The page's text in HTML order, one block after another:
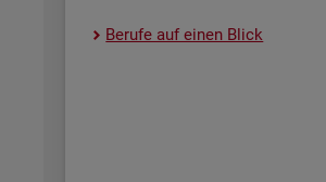
Be­ru­fe auf einen Blick